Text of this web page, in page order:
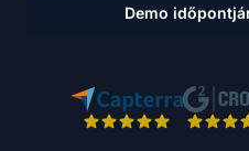
Demo